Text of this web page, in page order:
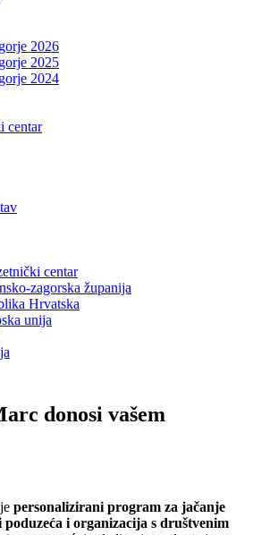
2026
2025
2024
centar
centar
zagorska županija
Hrvatska
unija
donosi vašem
je personalizirani program za jačanje
poduzeća i organizacija s društvenim